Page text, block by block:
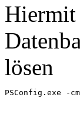
Hiermit
lösen
PSConfig.exe -